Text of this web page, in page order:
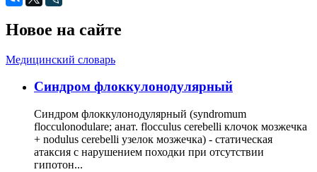
Новое на сайте
Медицинский словарь
Cиндром флоккулонодулярный
Синдром флоккулонодулярный (syndromum
flocculonodulare; анат. flocculus cerebelli клочок мозжечка
+ nodulus cerebelli узелок мозжечка) - статическая
атаксия с нарушением походки при отсутствии
гипотон...